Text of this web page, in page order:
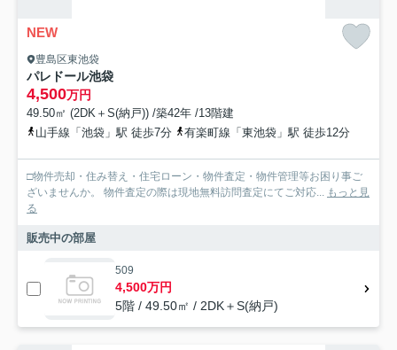
NEW
豊島区東池袋
パレドール池袋
4,500万円
49.50㎡ (2DK＋S(納戸)) /築42年 /13階建
山手線「池袋」駅 徒歩7分
有楽町線「東池袋」駅 徒歩12分
□物件売却・住み替え・住宅ローン・物件査定・物件管理等お困り事ご
ざいませんか。 物件査定の際は現地無料訪問査定にてご対応... もっと見
る
販売中の部屋
509
4,500万円
5階 / 49.50㎡ / 2DK＋S(納戸)